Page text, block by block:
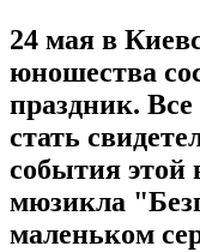
24 мая в
юношества
праздник.
стать
события этой
мюзикла
маленьком